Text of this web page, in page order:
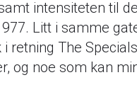
intensiteten til
Litt i samme
retning The
og noe som kan